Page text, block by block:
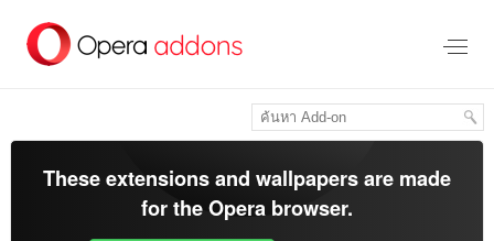
These extensions and wallpapers are made
for theOpera browser.